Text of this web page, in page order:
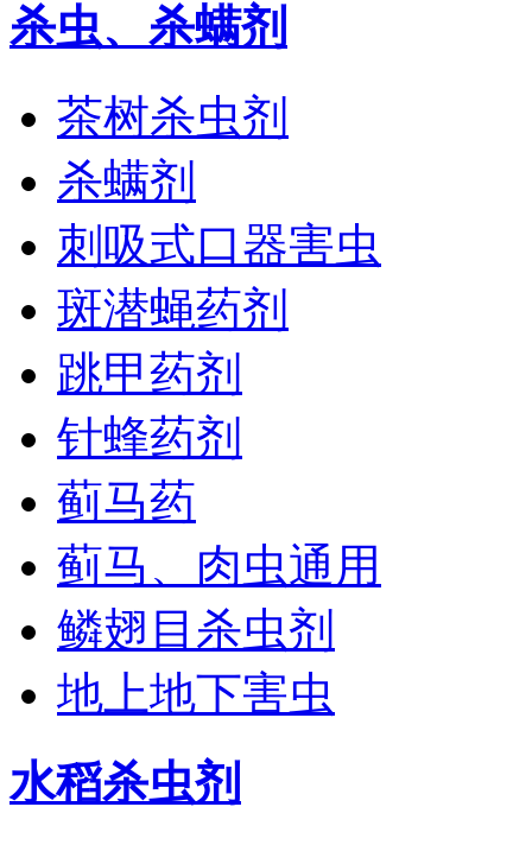
杀虫、杀螨剂
茶树杀虫剂
杀螨剂
刺吸式口器害虫
斑潜蝇药剂
跳甲药剂
针蜂药剂
蓟马药
蓟马、肉虫通用
鳞翅目杀虫剂
地上地下害虫
水稻杀虫剂